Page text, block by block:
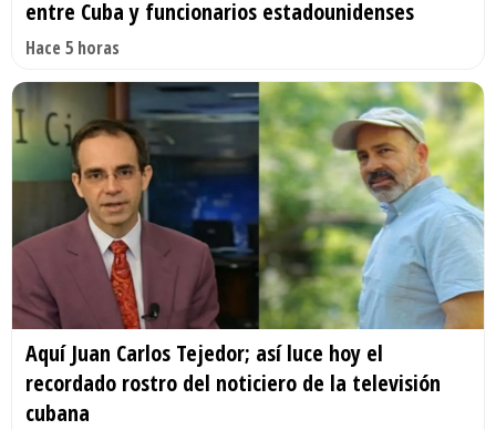
entre Cuba y funcionarios estadounidenses
Hace 5 horas
Aquí Juan Carlos Tejedor; así luce hoy el
recordado rostro del noticiero de la televisión
cubana